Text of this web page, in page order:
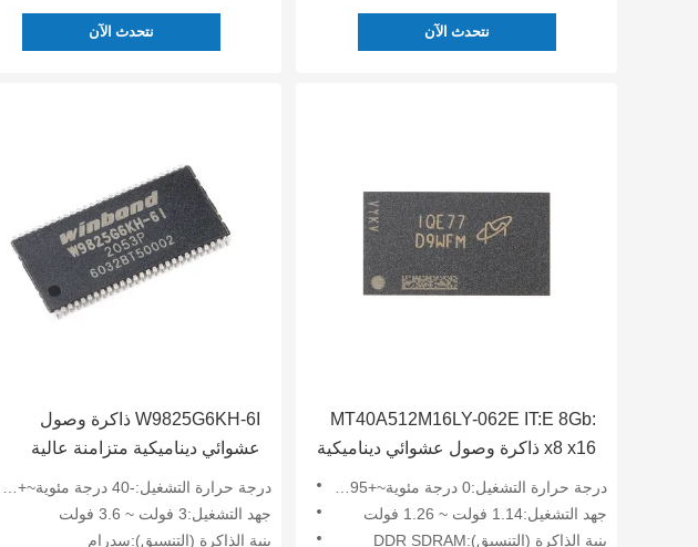
نتحدث الآن نتحدث الآن
W9825G6KH-6I ذاكرة وصول
عشوائي ديناميكية متزامنة عالية
السرعة 4 ميجا × 16 بت
درجة حرارة التشغيل:-40 درجة مئوية~+85 درجة مئوية
جهد التشغيل:3 فولت ~ 3.6 فولت
بنية الذاكرة (التنسيق):سدرام
MT40A512M16LY-062E IT:E 8Gb:
x8 x16 ذاكرة وصول عشوائي ديناميكية
جيجاهرتز بجهد 1.14 فولت ~ 1.26
فولت
درجة حرارة التشغيل:0 درجة مئوية~+95 درجة مئوية
جهد التشغيل:1.14 فولت ~ 1.26 فولت
بنية الذاكرة (التنسيق):DDR SDRAM